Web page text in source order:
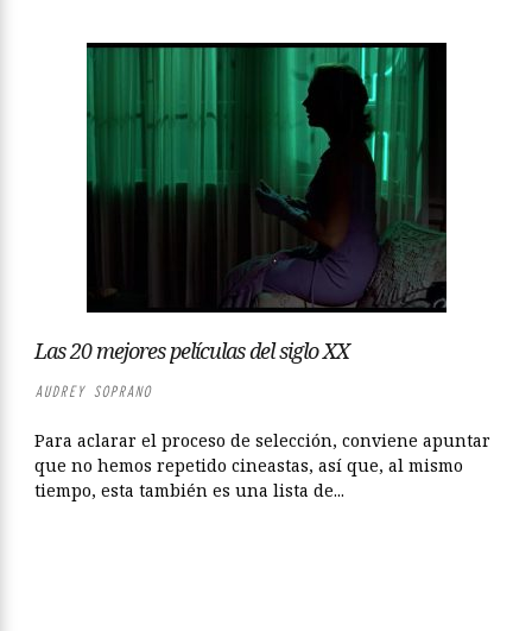
Las 20 mejores películas del siglo XX
AUDREY SOPRANO
Para aclarar el proceso de selección, conviene apuntar
que no hemos repetido cineastas, así que, al mismo
tiempo, esta también es una lista de...